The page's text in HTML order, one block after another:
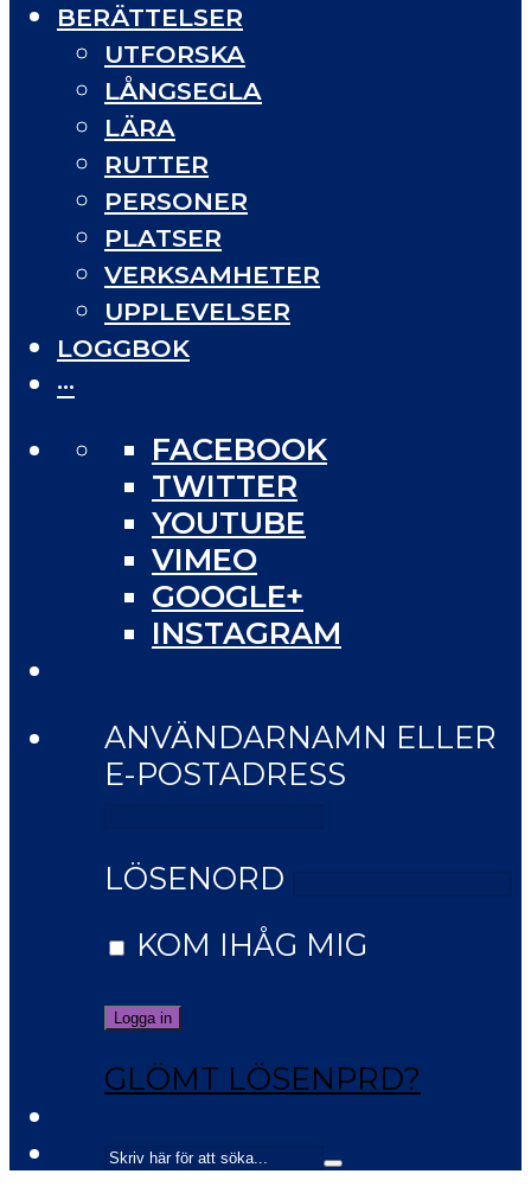
BERÄTTELSER
UTFORSKA
LÅNGSEGLA
LÄRA
RUTTER
PERSONER
PLATSER
VERKSAMHETER
UPPLEVELSER
LOGGBOK
···
FACEBOOK
TWITTER
YOUTUBE
VIMEO
GOOGLE+
INSTAGRAM
ANVÄNDARNAMN ELLER
E-POSTADRESS
LÖSENORD
KOM IHÅG MIG
GLÖMT LÖSENPRD?